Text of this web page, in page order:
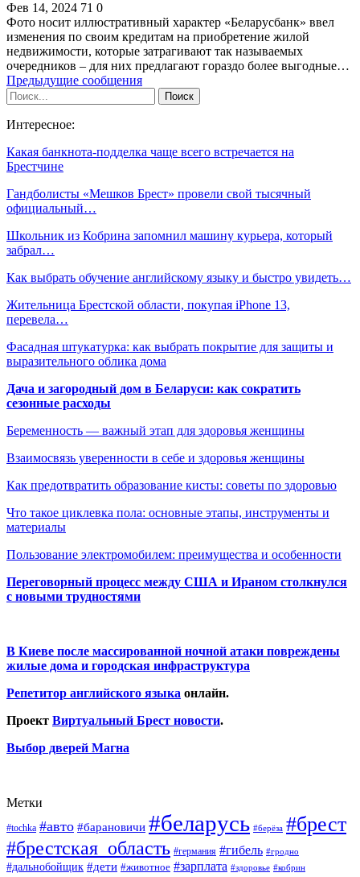
Фев 14, 2024 71 0
Фото носит иллюстративный характер «Беларусбанк» ввел
изменения по своим кредитам на приобретение жилой
недвижимости, которые затрагивают так называемых
очередников – для них предлагают гораздо более выгодные…
Предыдущие сообщения
Интересное:
Какая банкнота-подделка чаще всего встречается на
Брестчине
Гандболисты «Мешков Брест» провели свой тысячный
официальный…
Школьник из Кобрина запомнил машину курьера, который
забрал…
Как выбрать обучение английскому языку и быстро увидеть…
Жительница Брестской области, покупая iPhone 13,
перевела…
Фасадная штукатурка: как выбрать покрытие для защиты и
выразительного облика дома
Дача и загородный дом в Беларуси: как сократить
сезонные расходы
Беременность — важный этап для здоровья женщины
Взаимосвязь уверенности в себе и здоровья женщины
Как предотвратить образование кисты: советы по здоровью
Что такое циклевка пола: основные этапы, инструменты и
материалы
Пользование электромобилем: преимущества и особенности
Переговорный процесс между США и Ираном столкнулся
с новыми трудностями
В Киеве после массированной ночной атаки повреждены
жилые дома и городская инфраструктура
Репетитор английского языка онлайн.
Проект Виртуальный Брест новости.
Выбор дверей Магна
Метки
#tochka #авто #барановичи #беларусь #берёза #брест
#брестская_область #германия #гибель #гродно
#дальнобойщик #дети #животное #зарплата #здоровье #кобрин